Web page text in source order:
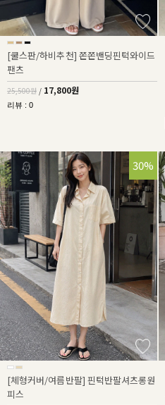
[쿨스판/하비추천] 쫀쫀밴딩핀턱와이드
팬츠
25,500원 / 17,800원
리뷰 : 0
30%
[체형커버/여름반팔] 핀턱반팔셔츠롱원
피스